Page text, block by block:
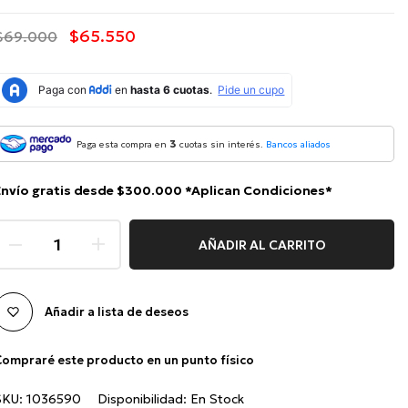
$65.550
Paga esta compra en 3 cuotas sin interés. Bancos aliados
gratis desde $300.000 *Aplican Condiciones*
AÑADIR AL CARRITO
Añadir a lista de deseos
este producto en un punto físico
1036590 Disponibilidad: En Stock